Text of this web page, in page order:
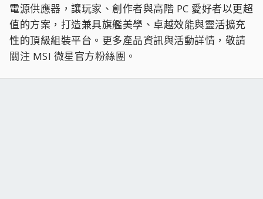
電源供應器，讓玩家、創作者與高階 PC 愛好者以更超
值的方案，打造兼具旗艦美學、卓越效能與靈活擴充
性的頂級組裝平台。更多產品資訊與活動詳情，敬請
關注 MSI 微星官方粉絲團。